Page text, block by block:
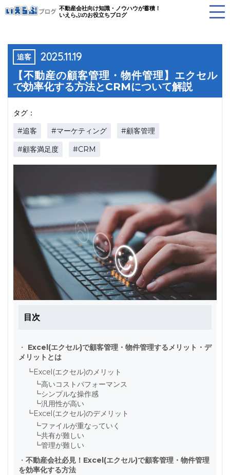
不動産会社向け知識・ノウハウが蓄積！
いえらぶのお役立ちブログ
追客 2025.11.19
【不動産の顧客管理・物件管理】エクセル
で効率化する方法とCRMについて解説
タグ：
#追客 #マーケティング
#顧客管理
#顧客満足度
#CRM
目次
・ Excel(エクセル)で顧客管理・物件管理するメリット・デ
メリットとは
┗Excel(エクセル)のメリット
┗高いコストパフォーマンス
┗シンプルな操作感
┗汎用性が高い
┗Excel(エクセル)のデメリット
┗ファイルが重なっていく
┗共有が難しい
┗管理が難しい
・ 不動産会社必見！Excel(エクセル)で顧客管理・物件管理
を効率化する方法